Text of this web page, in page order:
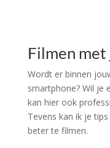
Filmen
Wordt er binnen
smartphone? Wil je
kan hier ook
Tevens kan ik je
beter te filmen.